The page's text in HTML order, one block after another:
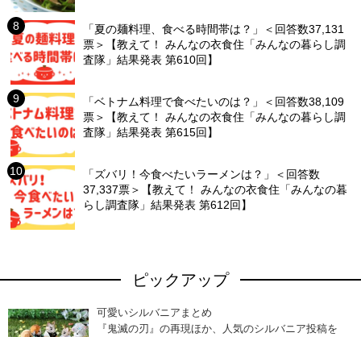
「夏の麺料理、食べる時間帯は？」＜回答数37,131
票＞【教えて！ みんなの衣食住「みんなの暮らし調
査隊」結果発表 第610回】
「ベトナム料理で食べたいのは？」＜回答数38,109
票＞【教えて！ みんなの衣食住「みんなの暮らし調
査隊」結果発表 第615回】
「ズバリ！今食べたいラーメンは？」＜回答数
37,337票＞【教えて！ みんなの衣食住「みんなの暮
らし調査隊」結果発表 第612回】
ピックアップ
可愛いシルバニアまとめ
『鬼滅の刃』の再現ほか、人気のシルバニア投稿を